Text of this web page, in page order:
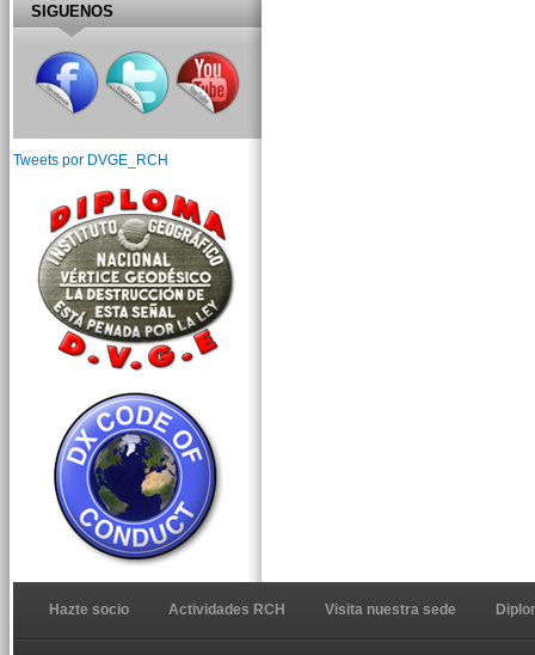
SIGUENOS
Tweets por DVGE_RCH
Hazte socio Actividades RCH Visita nuestra sede